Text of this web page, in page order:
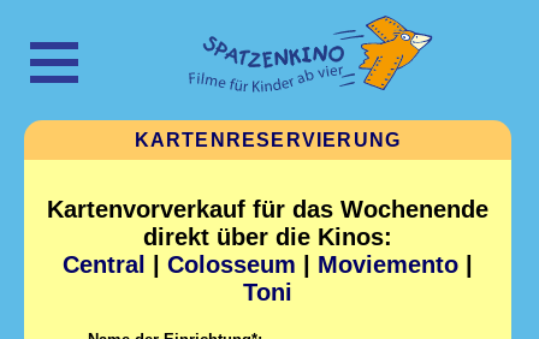
KARTENRESERVIERUNG
Kartenvorverkauf für das Wochenende
direkt über die Kinos:
Central
Colosseum Moviemento
Toni